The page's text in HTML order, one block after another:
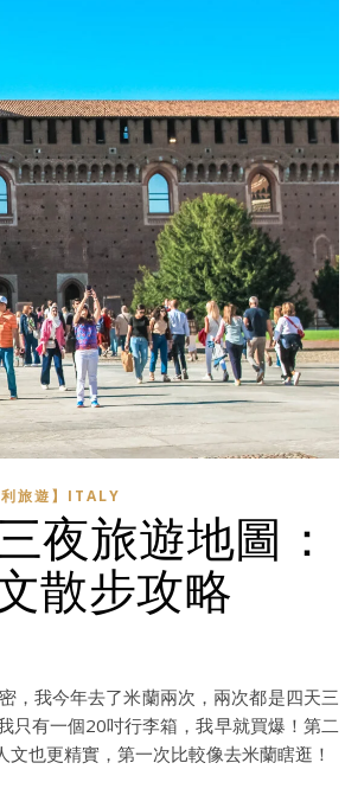
利旅遊】ITALY
夜旅遊地圖：
散步攻略
，我今年去了米蘭兩次，兩次都是四天三
只有一個20吋行李箱，我早就買爆！第二
也更精實，第一次比較像去米蘭瞎逛！